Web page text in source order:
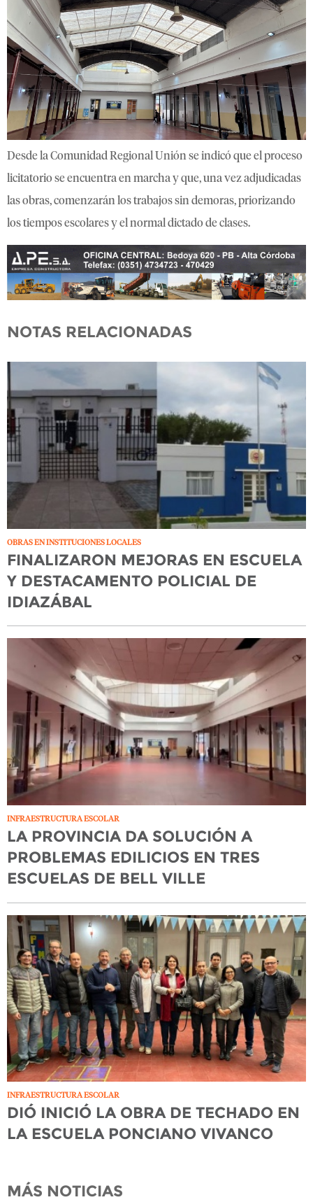
Desde la Comunidad Regional Unión se indicó que el proceso
licitatorio se encuentra en marcha y que, una vez adjudicadas
las obras, comenzarán los trabajos sin demoras, priorizando
los tiempos escolares y el normal dictado de clases.
NOTAS RELACIONADAS
OBRAS EN INSTITUCIONES LOCALES
FINALIZARON MEJORAS EN ESCUELA
Y DESTACAMENTO POLICIAL DE
IDIAZÁBAL
INFRAESTRUCTURA ESCOLAR
LA PROVINCIA DA SOLUCIÓN A
PROBLEMAS EDILICIOS EN TRES
ESCUELAS DE BELL VILLE
INFRAESTRUCTURA ESCOLAR
DIÓ INICIÓ LA OBRA DE TECHADO EN
LA ESCUELA PONCIANO VIVANCO
MÁS NOTICIAS